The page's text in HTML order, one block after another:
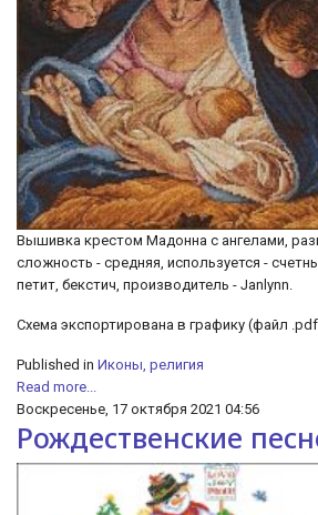
Вышивка крестом Мадонна с ангелами,
сложность - средняя, используется -
петит, бекстич, производитель - Janlynn.
Схема экспортирована в графику (файл
Published in Иконы, религия
Read more...
Воскресенье, 17 октября 2021 04:56
Рождественские